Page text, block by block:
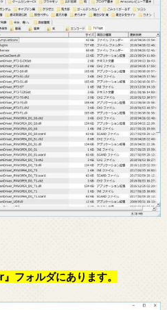
フォルダにあります。